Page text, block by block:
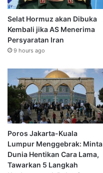
Selat Hormuz akan Dibuka
Kembali jika AS Menerima
Persyaratan Iran
9 hours ago
Poros Jakarta-Kuala
Lumpur Menggebrak: Minta
Dunia Hentikan Cara Lama,
Tawarkan 5 Langkah